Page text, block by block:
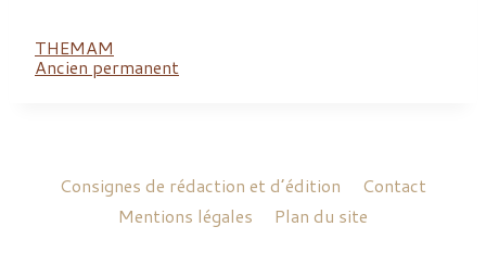
THEMAM
Ancien permanent
Consignes de rédaction et d’édition
Contact
Mentions légales
Plan du site